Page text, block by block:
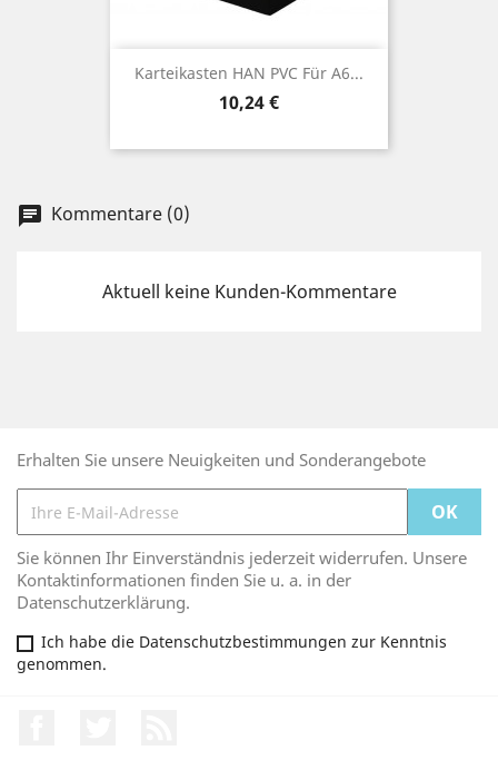
Karteikasten HAN PVC Für A6...
Preis
10,24 €
chat Kommentare (0)
Aktuell keine Kunden-Kommentare
Erhalten Sie unsere Neuigkeiten und Sonderangebote
Sie können Ihr Einverständnis jederzeit widerrufen. Unsere
Kontaktinformationen finden Sie u. a. in der
Datenschutzerklärung.
Ich habe die Datenschutzbestimmungen zur Kenntnis
genommen.